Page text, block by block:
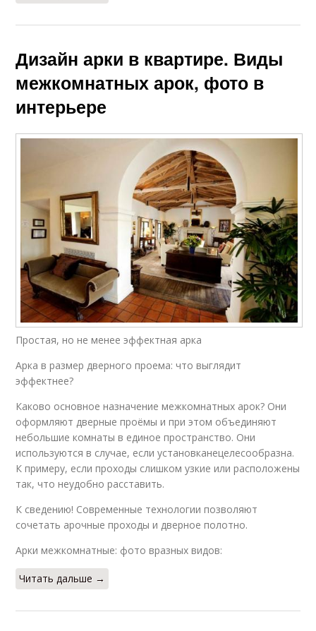
Дизайн арки в квартире. Виды
межкомнатных арок, фото в
интерьере
Простая, но не менее эффектная арка
Арка в размер дверного проема: что выглядит
эффектнее?
Каково основное назначение межкомнатных арок? Они
оформляют дверные проёмы и при этом объединяют
небольшие комнаты в единое пространство. Они
используются в случае, если установканецелесообразна.
К примеру, если проходы слишком узкие или расположены
так, что неудобно расставить.
К сведению! Современные технологии позволяют
сочетать арочные проходы и дверное полотно.
Арки межкомнатные: фото вразных видов:
Читать дальше →